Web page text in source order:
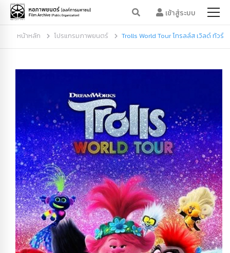
เข้าสู่ระบบ
หน้าหลัก โปรแกรมภาพยนตร์ Trolls World Tour โทรลล์ส เวิลด์ ทัวร์